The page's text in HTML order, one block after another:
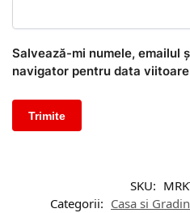
Salvează-mi numele, emailul
navigator pentru data
SKU:
Categorii: Casa si